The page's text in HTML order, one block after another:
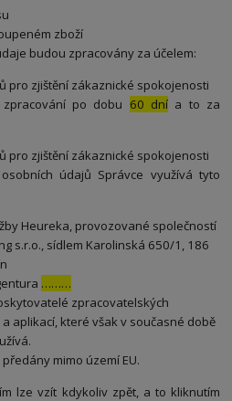
zboží
budou zpracovány za účelem:
pro zjištění zákaznické spokojenosti
po dobu 60 dní a to za
pro zjištění zákaznické spokojenosti
údajů Správce využívá tyto
Heureka, provozované společností
s.r.o., sídlem Karolinská 650/1, 186
………
zpracovatelských
aplikací, které však v současné době
mimo území EU.
lze vzít kdykoliv zpět, a to kliknutím